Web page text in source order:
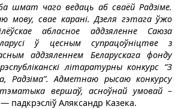
шмат чаго ведаць аб сваёй Радзіме.
мову, свае карані. Дзеля гэтага ўжо
абласное аддзяленне Саюза
ў цесным супрацоўніцтве з
аддзяленнем Беларускага фонду
літаратурны конкурс “З
Радзіма”. Адметнаю рысаю конкурсу
вершаў, асноўнай умовай –
— падкрэсліў Аляксандр Казека.